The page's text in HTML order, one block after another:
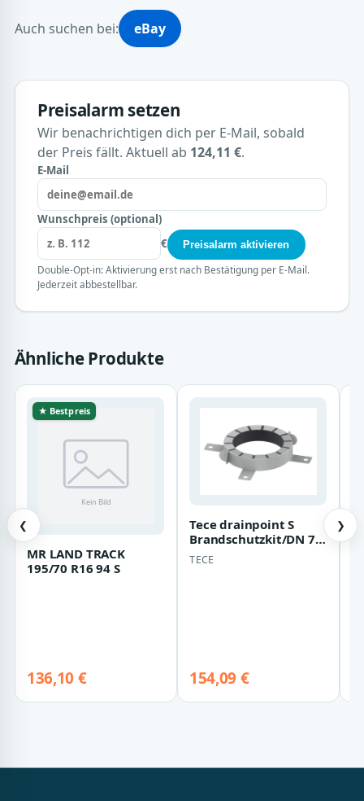
Auch suchen bei: eBay
Preisalarm setzen
Wir benachrichtigen dich per E-Mail, sobald
der Preis fällt. Aktuell ab 124,11 €.
E-Mail
Wunschpreis (optional)
€
Preisalarm aktivieren
Double-Opt-in: Aktivierung erst nach Bestätigung per E-Mail.
Jederzeit abbestellbar.
Ähnliche Produkte
❮
★ Bestpreis
MR LAND TRACK
195/70 R16 94 S
136,10 €
Tece drainpoint S
Brandschutzkit/DN 70
, 3690070 3690070
TECE
154,09 €
❯